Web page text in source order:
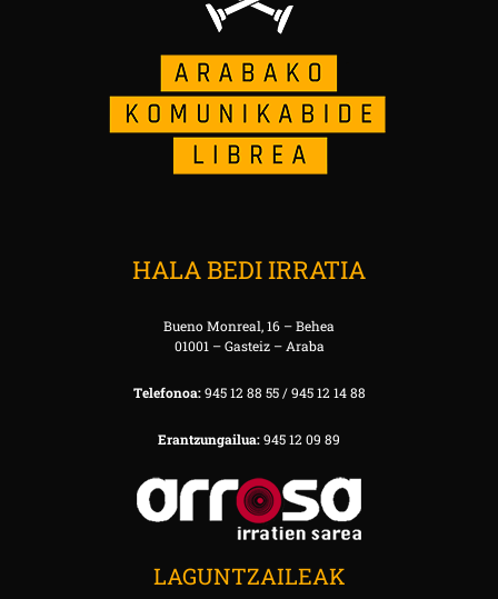
HALA BEDI IRRATIA
Bueno Monreal, 16 – Behea
01001 – Gasteiz – Araba
Telefonoa:945 12 88 55 / 945 12 14 88
Erantzungailua:945 12 09 89
LAGUNTZAILEAK